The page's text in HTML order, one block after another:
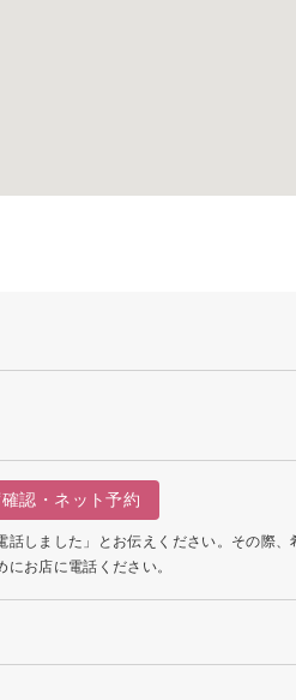
認・ネット予約
しました」とお伝えください。その際
お店に電話ください。